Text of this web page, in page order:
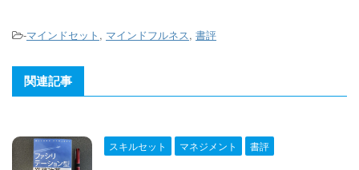
-マインドセット , マインドフルネス, 書評
関連記事
スキルセット マネジメント 書評